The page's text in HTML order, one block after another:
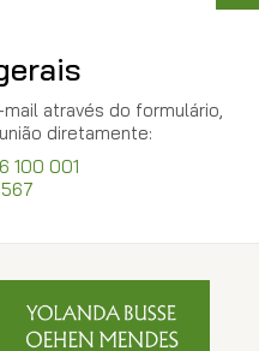
através do formulário,
diretamente:
100 001